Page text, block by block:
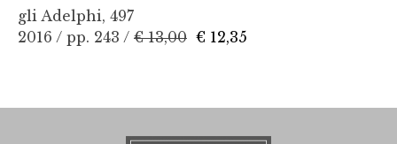
gli Adelphi, 497
2016 / pp. 243 / € 13,00 € 12,35